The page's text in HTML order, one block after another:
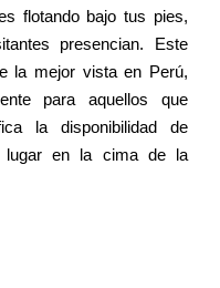
flotando bajo tus pies,
presencian. Este
la mejor vista en Perú,
para aquellos que
la disponibilidad de
lugar en la cima de la